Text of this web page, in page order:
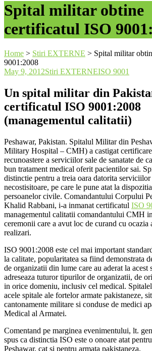
Spital militar obtine
certificatul ISO
Home > Stiri EXTERNE > Spital militar
9001:2008
May 9, 2012Stiri EXTERNEISO 9001
Un spital militar din
certificatul ISO 9001:2008
(managementul calitatii)
Peshawar, Pakistan. Spitalul Militar din
Military Hospital – CMH) a castigat
recunoastere a serviciilor sale de sanatate de
bun tratament medical oferit pacientilor sai.
distinctie pentru a treia oara datorita serviciilor
necostisitoare, pe care le pune atat la
persoanelor civile. Comandantului Corpului
Khalid Rabbani, i-a inmanat certificatul ISO
managementul calitatii comandantului CMH
ceremonii care a avut loc de curand cu ocazia
realizari.
ISO 9001:2008 este cel mai important
la calitate, popularitatea sa fiind demonstrata
de organizatii din lume care au aderat la acest
adreseaza tuturor tipurilor de organizatii, de
in orice domeniu, inclusiv cel medical.
acele spitale ale fortelor armate pakistaneze,
cantonamente militare si conduse de medici
Medical al Armatei.
Comentand pe marginea evenimentului, lt.
spus ca distinctia ISO este o onoare atat
Peshawar, cat si pentru armata pakistaneza.